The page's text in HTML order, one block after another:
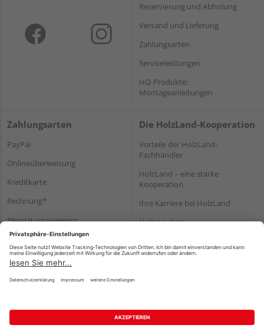
Reservierung und Abholung
Versand und Lieferung
Zahlungsarten
Serviceleistungen
HQ-Produkte:
Montageanleitungen
Zahlungsarten
PayPal
Onlineüberweisung
Kreditkarte
Rechnung*
*Bonität vorausgesetzt
Die HolzLand-Kooperation
Vorteile der HolzLand-
Fachhändler
HolzLand – eine starke
Kooperation
Ihre Karriere bei HolzLand
Holz-Lexikon
Impressum Datenschutz
Nutzungsbedingungen